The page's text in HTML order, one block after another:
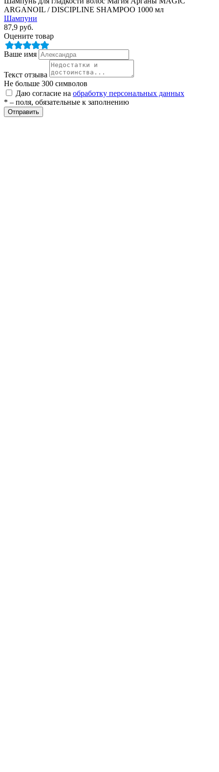
ARGANOIL / DISCIPLINЕ SHAMPOO 1000 мл
Шампуни
87,9 руб.
Оцените товар
Ваше имя
Текст отзыва
Не больше 300 символов
Даю согласие на обработку персональных данных
* – поля, обязательные к заполнению
Отправить